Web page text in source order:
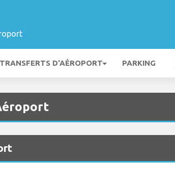
TRANSFERTS D'AÉROPORT PARKING